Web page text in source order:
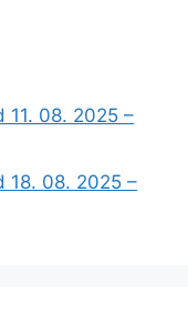
11. 08. 2025 –
18. 08. 2025 –